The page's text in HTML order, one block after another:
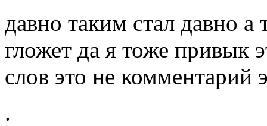
давно таким стал давно а
гложет да я тоже привык
слов это не комментарий
.